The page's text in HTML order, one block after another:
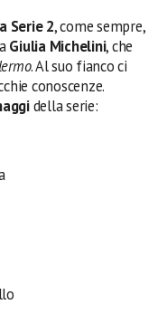
Serie 2, come sempre,
Giulia Michelini, che
. Al suo fianco ci
conoscenze.
della serie: